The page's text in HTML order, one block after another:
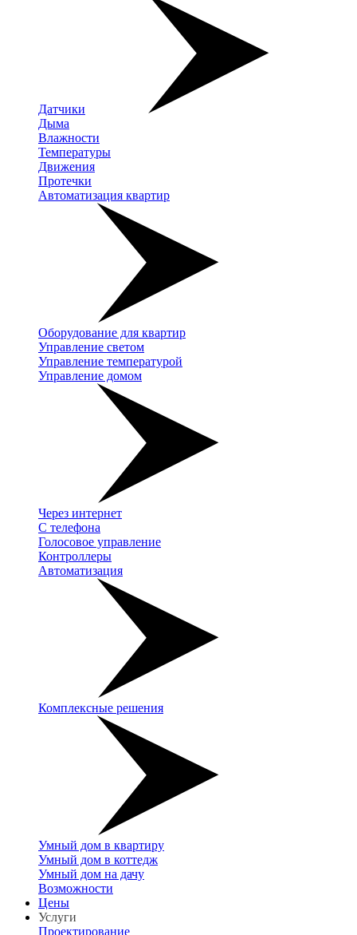
Датчики
Дыма
Влажности
Температуры
Движения
Протечки
Автоматизация квартир
Оборудование для квартир
Управление светом
Управление температурой
Управление домом
Через интернет
С телефона
Голосовое управление
Контроллеры
Автоматизация
Комплексные решения
Умный дом в квартиру
Умный дом в коттедж
Умный дом на дачу
Возможности
Цены
Услуги
Проектирование